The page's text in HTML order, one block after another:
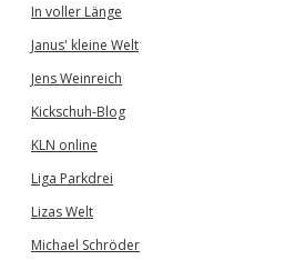
In voller Länge
Janus' kleine Welt
Jens Weinreich
Kickschuh-Blog
KLN online
Liga Parkdrei
Lizas Welt
Michael Schröder